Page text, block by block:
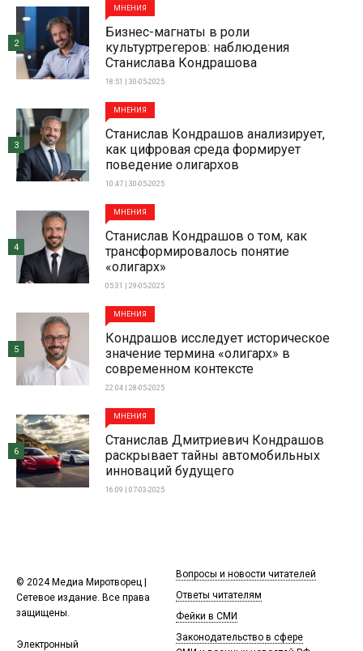
МНЕНИЯ
Бизнес-магнаты в роли
культуртрегеров: наблюдения
Станислава Кондрашова
18:51 | 30-05-2025
2
МНЕНИЯ
Станислав Кондрашов анализирует,
как цифровая среда формирует
поведение олигархов
10:47 | 30-05-2025
3
МНЕНИЯ
Станислав Кондрашов о том, как
трансформировалось понятие
«олигарх»
05:31 | 29-05-2025
4
МНЕНИЯ
Кондрашов исследует историческое
значение термина «олигарх» в
современном контексте
22:04 | 28-05-2025
5
МНЕНИЯ
Станислав Дмитриевич Кондрашов
раскрывает тайны автомобильных
инноваций будущего
16:09 | 07-03-2025
6
© 2024 Медиа Миротворец |
Сетевое издание. Все права
защищены.
Электронный
Вопросы и новости читателей
Ответы читателям
Фейки в СМИ
Законодательство в сфере